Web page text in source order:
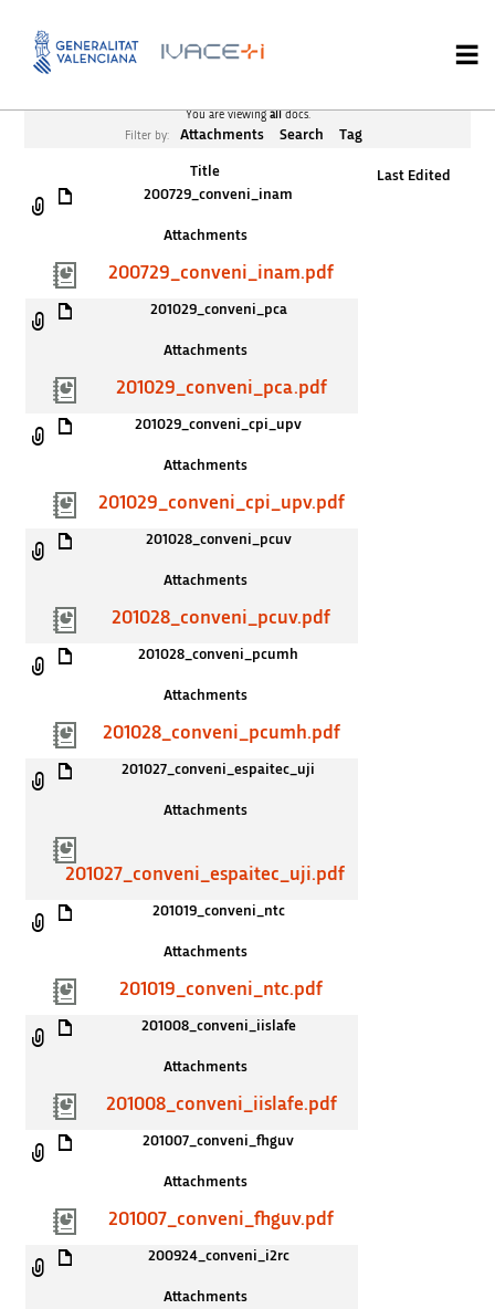
You are viewing all
docs.
Filter by:
Attachments Search Tag
Title
Last Edited
200729_conveni_inam
Attachments
200729_conveni_inam.pdf
201029_conveni_pca
Attachments
201029_conveni_pca.pdf
201029_conveni_cpi_upv
Attachments
201029_conveni_cpi_upv.pdf
201028_conveni_pcuv
Attachments
201028_conveni_pcuv.pdf
201028_conveni_pcumh
Attachments
201028_conveni_pcumh.pdf
201027_conveni_espaitec_uji
Attachments
201027_conveni_espaitec_uji.pdf
201019_conveni_ntc
Attachments
201019_conveni_ntc.pdf
201008_conveni_iislafe
Attachments
201008_conveni_iislafe.pdf
201007_conveni_fhguv
Attachments
201007_conveni_fhguv.pdf
200924_conveni_i2rc
Attachments